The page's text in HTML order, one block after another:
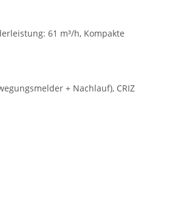
61 m³/h, Kompakte
+ Nachlauf), CRIZ